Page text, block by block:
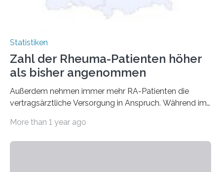
Statistiken
Zahl der Rheuma-Patienten höher
als bisher angenommen
Außerdem nehmen immer mehr RA-Patienten die
vertragsärztliche Versorgung in Anspruch. Während im
More than 1 year ago